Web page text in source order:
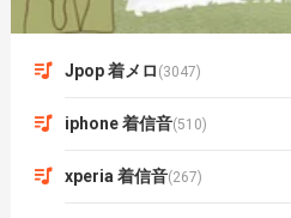
Jpop 着メロ (3047)
iphone 着信音(510)
xperia 着信音(267)